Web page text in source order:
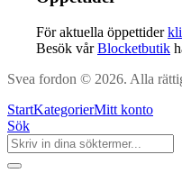
För aktuella öppettider
Besök vårBlocketbutik
Svea fordon © 2026. Alla
StartKategorierMitt konto
Sök